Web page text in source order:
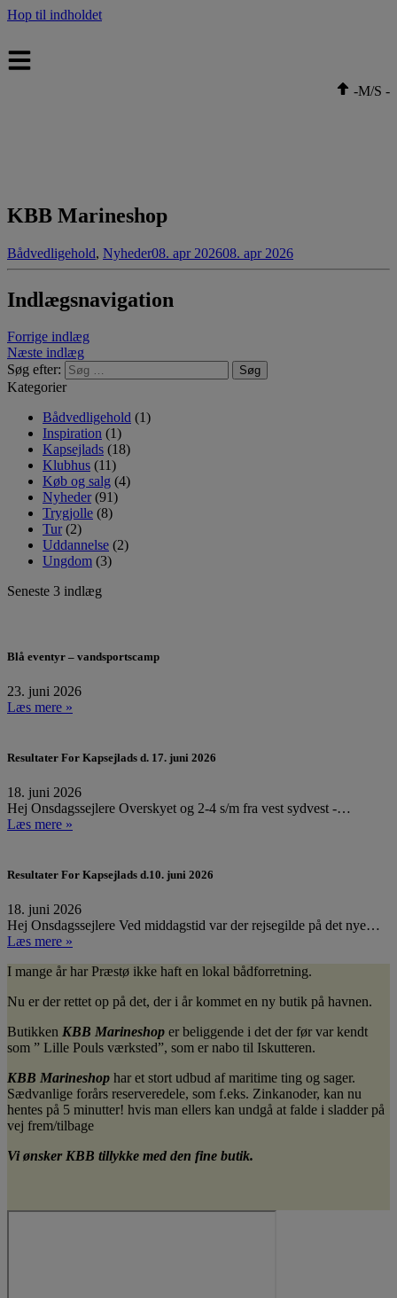
Hop til indholdet
-M/S -
KBB Marineshop
Bådvedligehold, Nyheder08. apr 202608. apr 2026
Indlægsnavigation
Forrige indlæg
Næste indlæg
Søg efter:
Kategorier
Bådvedligehold (1)
Inspiration (1)
Kapsejlads (18)
Klubhus (11)
Køb og salg (4)
Nyheder (91)
Trygjolle (8)
Tur (2)
Uddannelse (2)
Ungdom (3)
Seneste 3 indlæg
Blå eventyr – vandsportscamp
23. juni 2026
Læs mere »
Resultater For Kapsejlads d. 17. juni 2026
18. juni 2026
Hej Onsdagssejlere Overskyet og 2-4 s/m fra vest sydvest -…
Læs mere »
Resultater For Kapsejlads d.10. juni 2026
18. juni 2026
Hej Onsdagssejlere Ved middagstid var der rejsegilde på det nye…
Læs mere »
I mange år har Præstø ikke haft en lokal bådforretning.
Nu er der rettet op på det, der i år kommet en ny butik på havnen.
Butikken KBB Marineshop er beliggende i det der før var kendt
som ” Lille Pouls værksted”, som er nabo til Iskutteren.
KBB Marineshop har et stort udbud af maritime ting og sager.
Sædvanlige forårs reserveredele, som f.eks. Zinkanoder, kan nu
hentes på 5 minutter! hvis man ellers kan undgå at falde i sladder på
vej frem/tilbage
Vi ønsker KBB tillykke med den fine butik.